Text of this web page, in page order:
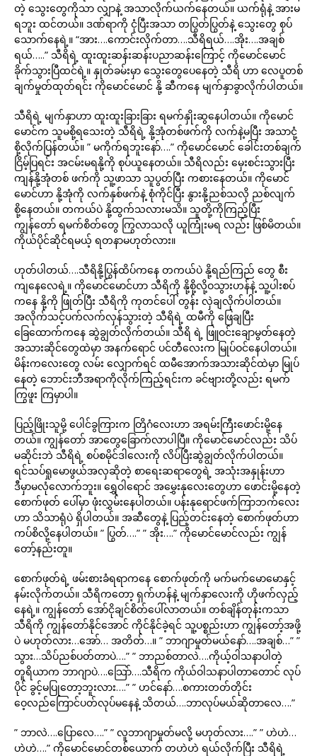
တဲ့ သွေးတွေကိုသာ လျှာနဲ့ အသာလိုက်ယက်နေတယ်။ ယက်ရုံနဲ့ အားမ
ရဘူး ထင်တယ်။ ဒဏ်ရာကို ငုံပြီးအသာ တပြွတ်ပြွတ်နဲ့ သွေးတွေ စုပ်
သောက်နေရဲ့။ “အား….ကောင်းလိုက်တာ….သီရိရယ်….အိုး….အချစ်
ရယ်…..” သီရိရဲ့ ထူးထူးဆန်းဆန်းပညာဆန်းကြောင့် ကိုမောင်မောင်
ခိုက်သွားပြီထင်ရဲ့။ နှုတ်ခမ်းမှာ သွေးတွေပေနေတဲ့ သီရိ ဟာ လေပူတစ်
ချက်မှုတ်ထုတ်ရင်း ကိုမောင်မောင် နို့ ဆီကနေ မျက်နှာခွာလိုက်ပါတယ်။
သီရိရဲ့ မျက်နှာဟာ ထူးထူးခြားခြား ရမက်နှိုးဆွနေပါတယ်။ ကိုမောင်
မောင်က သူမစို့ရသေးတဲ့ သီရိရဲ့ နို့အုံတစ်ဖက်ကို လက်နဲ့မပြီး အသာငုံ့
စို့လိုက်ပြန်တယ်။ ” မကိုက်ရဘူးနော်….” ကိုမောင်မောင် ခေါင်းတစ်ချက်
ငြိမ့်ပြရင်း အငမ်းမရနို့ကို စုပ်ယူနေတယ်။ သီရိလည်း မှေးစင်းသွားပြီး
ကျန်နို့အုံတစ် ဖက်ကို သူ့ဖာသာ သူပွတ်ပြီး ကစားနေတယ်။ ကိုမောင်
မောင်ဟာ နို့အုံကို လက်နှစ်ဖက်နဲ့ စုံကိုင်ပြီး နွားနို့ညစ်သလို ညစ်လျက်
စို့နေတယ်။ တကယ်ပဲ နို့ထွက်သလားမသိ။ သူတို့ကိုကြည့်ပြီး
ကျွန်တော် ရမက်စိတ်တွေ ကြွလာသလို ယူကြုံးမရ လည်း ဖြစ်မိတယ်။
ကိုယ်ပိုင်ဆိုင်ရမယ့် ရတနာမဟုတ်လား။
ဟုတ်ပါတယ်….သီရိနို့ပြွန်ထိပ်ကနေ တကယ်ပဲ နို့ရည်ကြည် တွေ စီး
ကျနေလေရဲ့။ ကိုမောင်မောင်ဟာ သီရိကို နို့စို့လို့ဝသွားဟန်နဲ့ သူ့ပါးစပ်
ကနေ နို့ကို ဖြုတ်ပြီး သီရိကို ကုတင်ပေါ် တွန်း လှဲချလိုက်ပါတယ်။
အလိုက်သင့်ပက်လက်လှန်သွားတဲ့ သီရိရဲ့ ထမီကို ဖြေချပြီး
ခြေထောက်ကနေ ဆွဲချွတ်လိုက်တယ်။ သီရိ ရဲ့ ဖြူဝင်းချောမွတ်နေတဲ့
အသားဆိုင်တွေထဲမှာ အနက်ရောင် ပင်တီလေးက မြုပ်ဝင်နေပါတယ်။
မိန်းကလေးတွေ လမ်း လျှောက်ရင် ထမီအောက်အသားဆိုင်ထဲမှာ မြုပ်
နေတဲ့ ဘောင်းဘီအရာကိုလိုက်ကြည့်ရင်းက ခင်ဗျားတို့လည်း ရမက်
ကြွဖူး ကြမှာပါ။
ပြည့်ဖြိုးသူမို့ ပေါင်ခွကြားက တြိဂံလေးဟာ အရမ်းကြီးဖောင်းမို့နေ
တယ်။ ကျွန်တော် အာတွေခြောက်လာပါပြီ။ ကိုမောင်မောင်လည်း သိပ်
မဆိုင်းဘဲ သီရိရဲ့ စပ်စမိုင်ဒါလေးကို လိပ်ပြီးဆွဲချွတ်လိုက်ပါတယ်။
ရင်သပ်ရှုမောဖွယ်အလှဆိုတဲ့ စာရေးဆရာတွေရဲ့ အသုံးအနှုန်းဟာ
ဒီမှာမလုံလောက်ဘူး။ ရွှေဝါရောင် အမွှေးနုလေးတွေဟာ ဖောင်းမို့နေတဲ့
စောက်ဖုတ် ပေါ်မှာ ဖုံးလွှမ်းနေပါတယ်။ ပန်းနုရောင်ဖက်ကြာဘက်လေး
ဟာ သိသာရုံပဲ ရှိပါတယ်။ အဆီတွေနဲ့ ပြည့်တင်းနေတဲ့ စောက်ဖုတ်ဟာ
ကပ်စိလို့နေပါတယ်။ ” ပြွတ်….” ” အိုး….” ကိုမောင်မောင်လည်း ကျွန်
တော့်နည်းတူ။
စောက်ဖုတ်ရဲ့ ဖမ်းစားခံရရာကနေ စောက်ဖုတ်ကို မက်မက်မောမောနှင့်
နမ်းလိုက်တယ်။ သီရိကတော့ ရှက်ဟန်နဲ့ မျက်နှာလေးကို ဟိုဖက်လှည့်
နေရဲ့။ ကျွန်တော် အော်ငိုချင်စိတ်ပေါ်လာတယ်။ တစ်ချိန်တုန်းကသာ
သီရိကို ကျွန်တော်နိုင်အောင် ကိုင်နိုင်ခဲ့ရင် သူ့ပစ္စည်းဟာ ကျွန်တော့်အဖို့
ပဲ မဟုတ်လား…အော်… အတိတ်…။ ” ဘာဂျာမှုတ်မယ်နော်….အချစ်…” ”
သွား…သိပ်ညစ်ပတ်တာပဲ….” ” ဘာညစ်တာလဲ….ကိုယ့်ဝါသနာပါတဲ့
တူရိယာက ဘာဂျာပဲ….သြော်….သီရိက ကိုယ်ဝါသနာပါတာတောင် လုပ်
ပိုင် ခွင့်မပြုတော့ဘူးလား….” ” ဟင်နော်….စကားတတ်တိုင်း
ဝေ့လည်ကြောင်ပတ်လုပ်မနေနဲ့ သိတယ်….ဘာလုပ်မယ်ဆိုတာလေ….”
” ဘာလဲ….ပြောလေ….” ” လူဘာဂျာမှုတ်မလို့ မဟုတ်လား….” ” ဟဲဟဲ…
ဟဲဟဲ….” ကိုမောင်မောင်တစ်ယောက် တဟဲဟဲ ရယ်လိုက်ပြီး သီရိရဲ့